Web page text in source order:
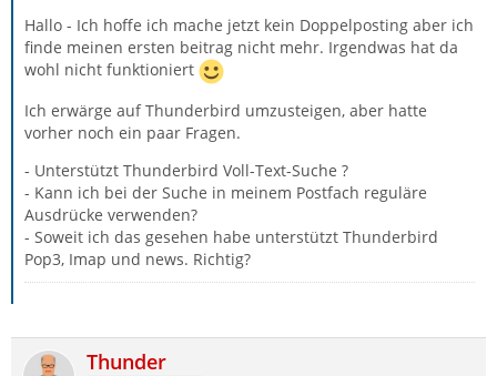
Hallo - Ich hoffe ich mache jetzt kein Doppelposting aber ich
finde meinen ersten beitrag nicht mehr. Irgendwas hat da
wohl nicht funktioniert
Ich erwärge auf Thunderbird umzusteigen, aber hatte
vorher noch ein paar Fragen.
- Unterstützt Thunderbird Voll-Text-Suche ?
- Kann ich bei der Suche in meinem Postfach reguläre
Ausdrücke verwenden?
- Soweit ich das gesehen habe unterstützt Thunderbird
Pop3, Imap und news. Richtig?
Thunder